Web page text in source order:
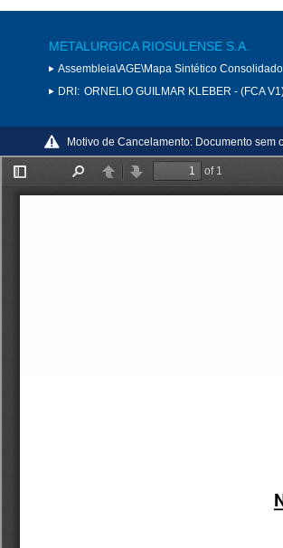
METALURGICA RIOSULENSE S.A.
Assembleia\AGE\Mapa Sintético Consolidado
DRI: ORNELIO GUILMAR KLEBER - (FCA
Motivo de Cancelamento: Documento sem